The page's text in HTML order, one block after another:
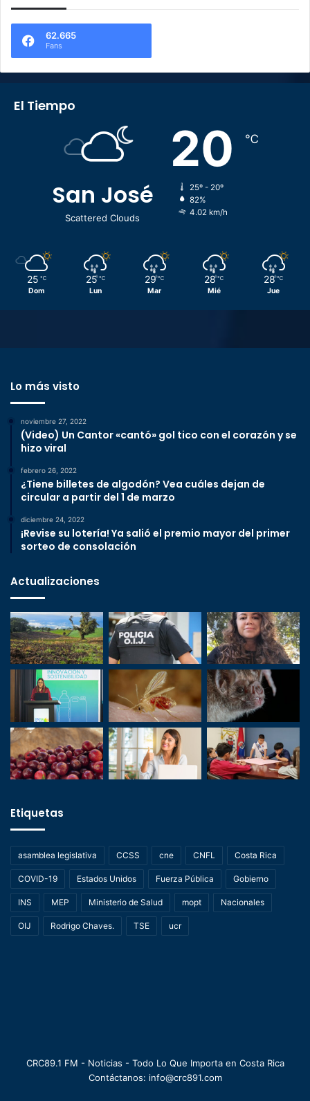
62.665
Fans
El Tiempo
San José
Scattered Clouds
20 ℃
25º - 20º
82%
4.02 km/h
25 ℃
Dom
25 ℃
Lun
29 ℃
Mar
28 ℃
Mié
28 ℃
Jue
Lo más visto
noviembre 27, 2022
(Video) Un Cantor «cantó» gol tico con el corazón y se
hizo viral
febrero 26, 2022
¿Tiene billetes de algodón? Vea cuáles dejan de
circular a partir del 1 de marzo
diciembre 24, 2022
¡Revise su lotería! Ya salió el premio mayor del primer
sorteo de consolación
Actualizaciones
Etiquetas
asamblea legislativa CCSS cne CNFL Costa Rica
COVID-19 Estados Unidos Fuerza Pública Gobierno
INS MEP Ministerio de Salud mopt Nacionales
OIJ Rodrigo Chaves. TSE ucr
CRC89.1 FM - Noticias - Todo Lo Que Importa en Costa Rica
Contáctanos: info@crc891.com